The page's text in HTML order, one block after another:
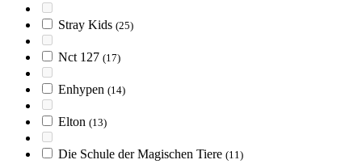
Stray Kids (25)
Nct 127 (17)
Enhypen (14)
Elton (13)
Die Schule der Magischen Tiere (11)